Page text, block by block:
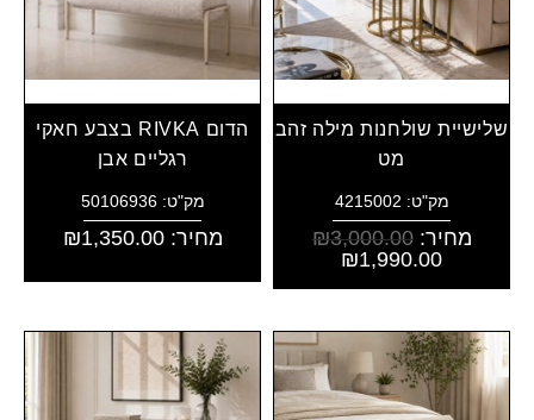
שלישיית שולחנות מילה זהב
מט
מק"ט: 4215002
מחיר: ₪3,000.00
₪1,990.00
הדום RIVKA בצבע חאקי
רגליים אבן
מק"ט: 50106936
מחיר: ₪1,350.00